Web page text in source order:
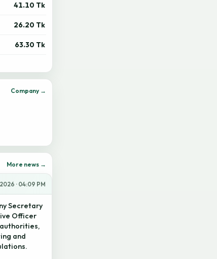
41.10 Tk
26.20 Tk
63.30 Tk
Company →
More news →
· 04:09 PM
Secretary
Officer
and